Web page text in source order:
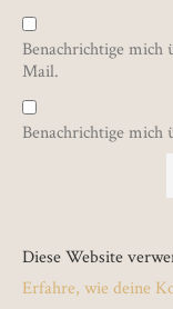
Benachrichtige mich
Mail.
Benachrichtige mich
Diese Website
Erfahre, wie deine